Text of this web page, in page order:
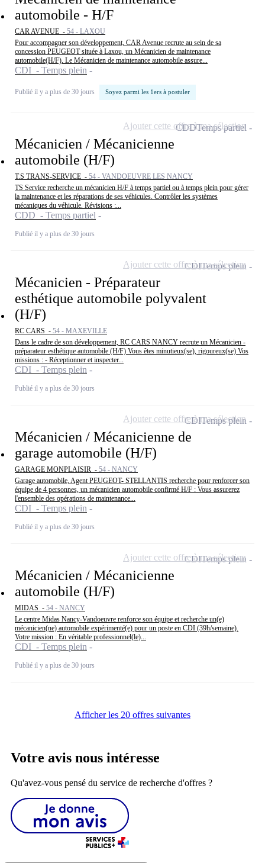
automobile - H/F
CAR AVENUE - 54 - LAXOU
Pour accompagner son développement, CAR Avenue recrute au sein de sa
concession PEUGEOT située à Laxou, un Mécanicien de maintenance
automobile(H/F). Le Mécanicien de maintenance automobile assure...
CDI - Temps plein
Publié il y a plus de 30 jours Soyez parmi les 1ers à postuler
Mécanicien / Mécanicienne
automobile (H/F)
T.S TRANS-SERVICE - 54 - VANDOEUVRE LES NANCY
TS Service recherche un mécanicien H/F à temps partiel ou à temps plein pour gérer
la maintenance et les réparations de ses véhicules. Contrôler les systèmes
mécaniques du véhicule. Révisions :...
CDD - Temps partiel
Publié il y a plus de 30 jours
CDDTemps partiel
Ajouter cette offre à ma sélection
Mécanicien - Préparateur
esthétique automobile polyvalent
(H/F)
RC CARS - 54 - MAXEVILLE
Dans le cadre de son développement, RC CARS NANCY recrute un Mécanicien -
préparateur esthétique automobile (H/F) Vous êtes minutieux(se), rigoureux(se) Vos
missions : - Réceptionner et inspecter...
CDI - Temps plein
Publié il y a plus de 30 jours
CDITemps plein
Ajouter cette offre à ma sélection
Mécanicien / Mécanicienne de
garage automobile (H/F)
GARAGE MONPLAISIR - 54 - NANCY
Garage automobile, Agent PEUGEOT- STELLANTIS recherche pour renforcer son
équipe de 4 personnes, un mécanicien automobile confirmé H/F : Vous assurerez
l'ensemble des opérations de maintenance...
CDI - Temps plein
Publié il y a plus de 30 jours
CDITemps plein
Ajouter cette offre à ma sélection
Mécanicien / Mécanicienne
automobile (H/F)
MIDAS - 54 - NANCY
Le centre Midas Nancy-Vandoeuvre renforce son équipe et recherche un(e)
mécanicien(ne) automobile expérimenté(e) pour un poste en CDI (39h/semaine).
Votre mission : En véritable professionnel(le)...
CDI - Temps plein
Publié il y a plus de 30 jours
CDITemps plein
Ajouter cette offre à ma sélection
Afficher les 20 offres suivantes
Votre avis nous intéresse
Qu'avez-vous pensé du service de recherche d'offres ?